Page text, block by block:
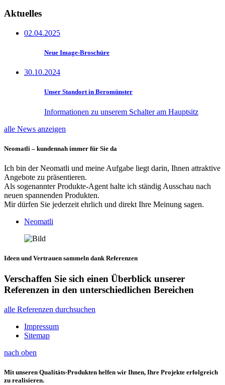
Aktuelles
02.04.2025
Neue Image-Broschüre
30.10.2024
Unser Standort in Beromünster
Informationen zu unserem Schalter am Hauptsitz
alle News anzeigen
Neomatli – kundennah immer für Sie da
Ich bin der Neomatli und meine Aufgabe liegt darin, Ihnen attraktive
Angebote zu präsentieren.
Als sogenannter Produkte-Agent halte ich ständig Ausschau nach
neuen spannenden Produkten.
Mir dürfen Sie jederzeit ehrlich und direkt Ihre Meinung sagen.
Neomatli
Ideen und Vertrauen sammeln dank Referenzen
Verschaffen Sie sich einen Überblick unserer
Referenzen in den unterschiedlichen Bereichen
alle Referenzen durchsuchen
Impressum
Sitemap
nach oben
Mit unseren Qualitäts-Produkten helfen wir Ihnen, Ihre Projekte erfolgreich
zu realisieren.